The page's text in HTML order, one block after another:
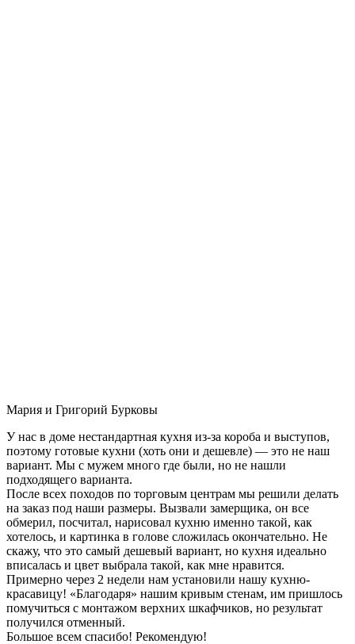
Мария и Григорий Бурковы
У нас в доме нестандартная кухня из-за короба и выступов,
поэтому готовые кухни (хоть они и дешевле) — это не наш
вариант. Мы с мужем много где были, но не нашли
подходящего варианта.
После всех походов по торговым центрам мы решили делать
на заказ под наши размеры. Вызвали замерщика, он все
обмерил, посчитал, нарисовал кухню именно такой, как
хотелось, и картинка в голове сложилась окончательно. Не
скажу, что это самый дешевый вариант, но кухня идеально
вписалась и цвет выбрала такой, как мне нравится.
Примерно через 2 недели нам установили нашу кухню-
красавицу! «Благодаря» нашим кривым стенам, им пришлось
помучиться с монтажом верхних шкафчиков, но результат
получился отменный.
Большое всем спасибо! Рекомендую!